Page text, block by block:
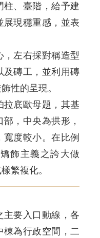
柱、臺階，給予建
展現穩重感，並表
左右採對稱造型
及磚工，並利用磚
性的呈現。
拉底歐母題，其基
，中央為拱形，
度較小。在比例
飾主義之誇大做
繁複化。
主要入口動線，各
為行政空間，二